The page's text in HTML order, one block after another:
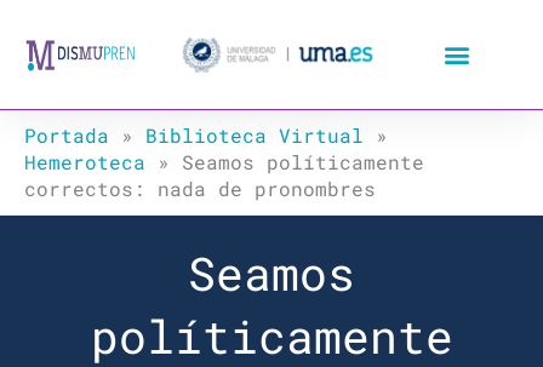
Portada » Biblioteca Virtual »
Hemeroteca » Seamos políticamente
correctos: nada de pronombres
Seamos
políticamente